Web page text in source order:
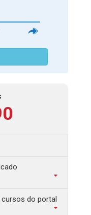
do portal